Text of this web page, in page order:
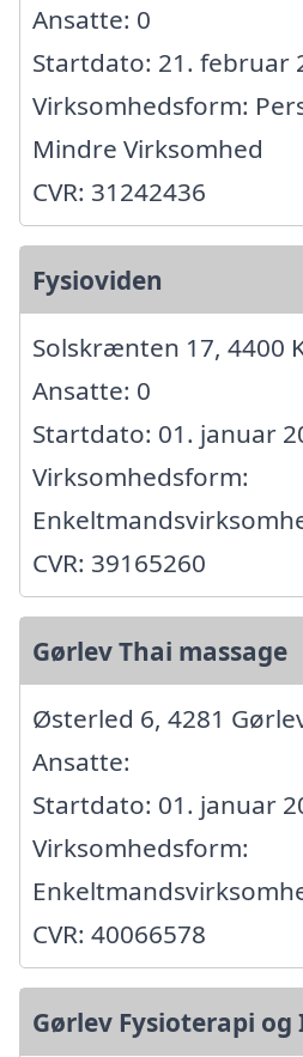
Ansatte: 0
Startdato: 21. februar
Virksomhedsform:
Mindre Virksomhed
CVR: 31242436
Fysioviden
Solskrænten 17, 4400
Ansatte: 0
Startdato: 01. januar
Virksomhedsform:
CVR: 39165260
Gørlev Thai massage
Østerled 6, 4281
Ansatte:
Startdato: 01. januar
Virksomhedsform:
CVR: 40066578
Gørlev Fysioterapi